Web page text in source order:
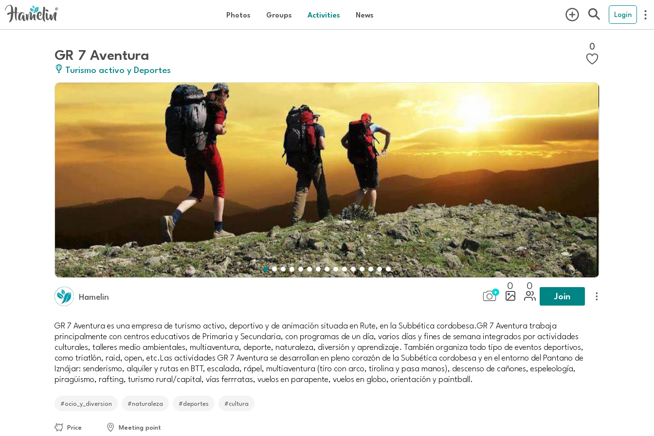
Photos Groups Activities News Login
GR 7 Aventura
Turismo activo y Deportes
0
Hamelin
0 0
Join
GR 7 Aventura es una empresa de turismo activo, deportivo y de animación situada en Rute, en la Subbética cordobesa.GR 7 Aventura trabaja
principalmente con centros educativos de Primaria y Secundaria, con programas de un día, varios días y fines de semana integrados por actividades
culturales, talleres medio ambientales, multiaventura, deporte, naturaleza, diversión y aprendizaje. También organiza todo tipo de eventos deportivos,
como triatlón, raid, open, etc.Las actividades GR 7 Aventura se desarrollan en pleno corazón de la Subbética cordobesa y en el entorno del Pantano de
Iznájar: senderismo, alquiler y rutas en BTT, escalada, rápel, multiaventura (tiro con arco, tirolina y pasa manos), descenso de cañones, espeleología,
piragüismo, rafting, turismo rural/capital, vías ferrratas, vuelos en parapente, vuelos en globo, orientación y paintball.
#ocio_y_diversion #naturaleza #deportes #cultura
Price Meeting point